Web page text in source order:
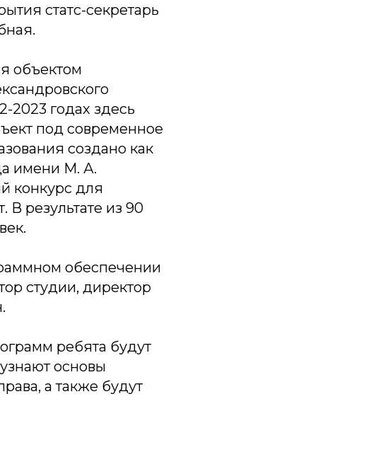
статс-секретарь
объектом
2023 годах здесь
под современное
создано как
имени М. А.
конкурс для
В результате из 90
обеспечении
студии, директор
ребята будут
основы
а также будут